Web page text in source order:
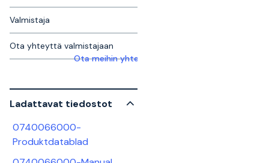
Valmistaja
Ota yhteyttä valmistajaan
Ota meihin yhteyttä saadaksesi lisätietoja
Ladattavat tiedostot
0740066000-
Produktdatablad